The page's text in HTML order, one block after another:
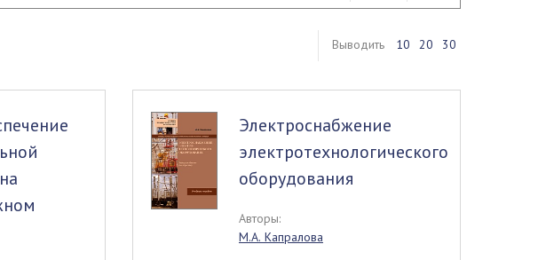
Выводить 10 20 30
Электроснабжение
электротехнологического
оборудования
Авторы:
М.А. Капралова